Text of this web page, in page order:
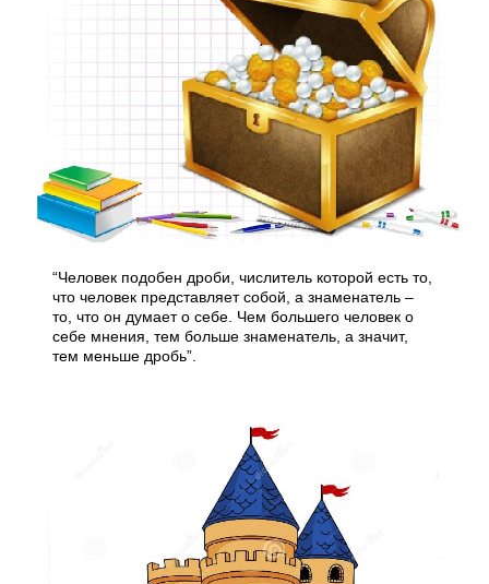
“Человек подобен дроби, числитель которой есть то,
что человек представляет собой, а знаменатель –
то, что он думает о себе. Чем большего человек о
себе мнения, тем больше знаменатель, а значит,
тем меньше дробь”.